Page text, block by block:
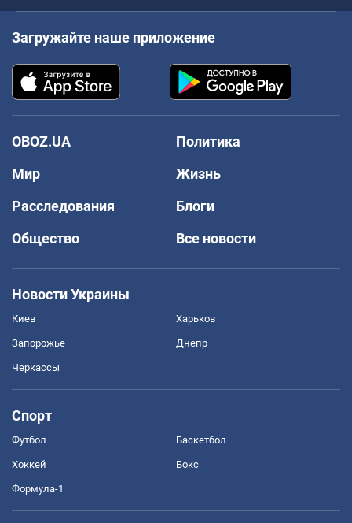
Загружайте наше приложение
OBOZ.UA
Политика
Мир
Жизнь
Расследования
Блоги
Общество
Все новости
Новости Украины
Киев Харьков
Запорожье Днепр
Черкассы
Спорт
Футбол Баскетбол
Хоккей Бокс
Формула-1